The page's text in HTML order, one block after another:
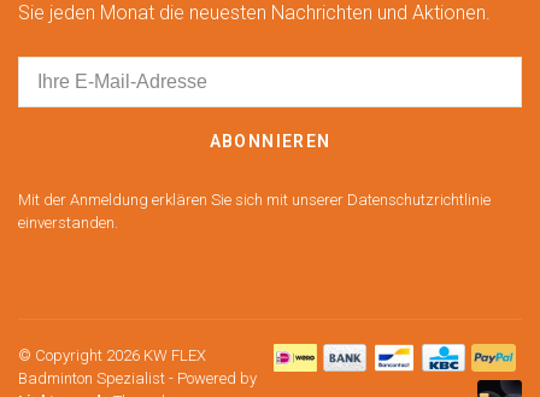
Sie jeden Monat die neuesten Nachrichten und Aktionen.
ABONNIEREN
Mit der Anmeldung erklären Sie sich mit unserer Datenschutzrichtlinie
einverstanden.
© Copyright 2026 KW FLEX
Badminton Spezialist - Powered by